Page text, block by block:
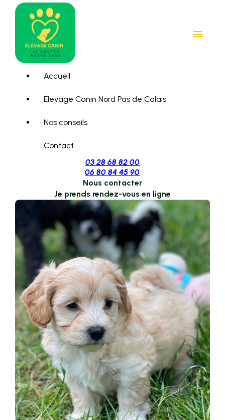
menu
Accueil
Élevage Canin Nord Pas de Calais
Nos conseils
Contact
03 28 68 82 00
06 80 84 45 90
Nous contacter
Je prends rendez-vous en ligne
Panneau de gestion des cookies